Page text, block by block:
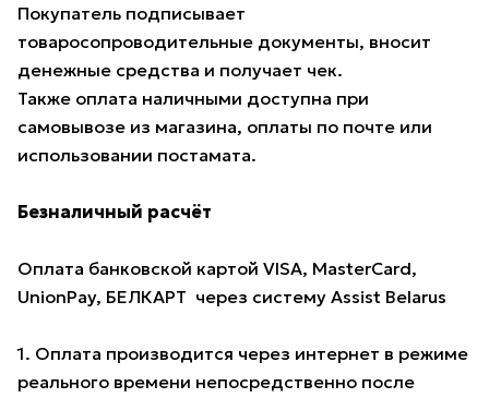
Покупатель подписывает
товаросопроводительные документы, вносит
денежные средства и получает чек.
Также оплата наличными доступна при
самовывозе из магазина, оплаты по почте или
использовании постамата.
Безналичный расчёт
Оплата банковской картой VISA, MasterCard,
UnionPay, БЕЛКАРТ через систему Assist Belarus
1. Оплата производится через интернет в режиме
реального времени непосредственно после